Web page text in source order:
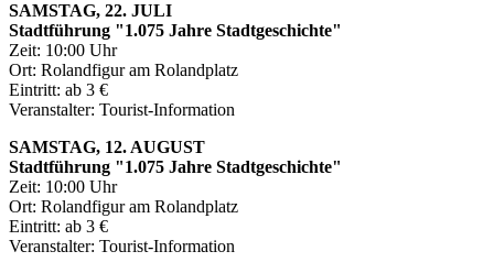
SAMSTAG, 22. JULI
Stadtführung "1.075 Jahre Stadtgeschichte"
Zeit: 10:00 Uhr
Ort: Rolandfigur am Rolandplatz
Eintritt: ab 3 €
Veranstalter: Tourist-Information
SAMSTAG, 12. AUGUST
Stadtführung "1.075 Jahre Stadtgeschichte"
Zeit: 10:00 Uhr
Ort: Rolandfigur am Rolandplatz
Eintritt: ab 3 €
Veranstalter: Tourist-Information